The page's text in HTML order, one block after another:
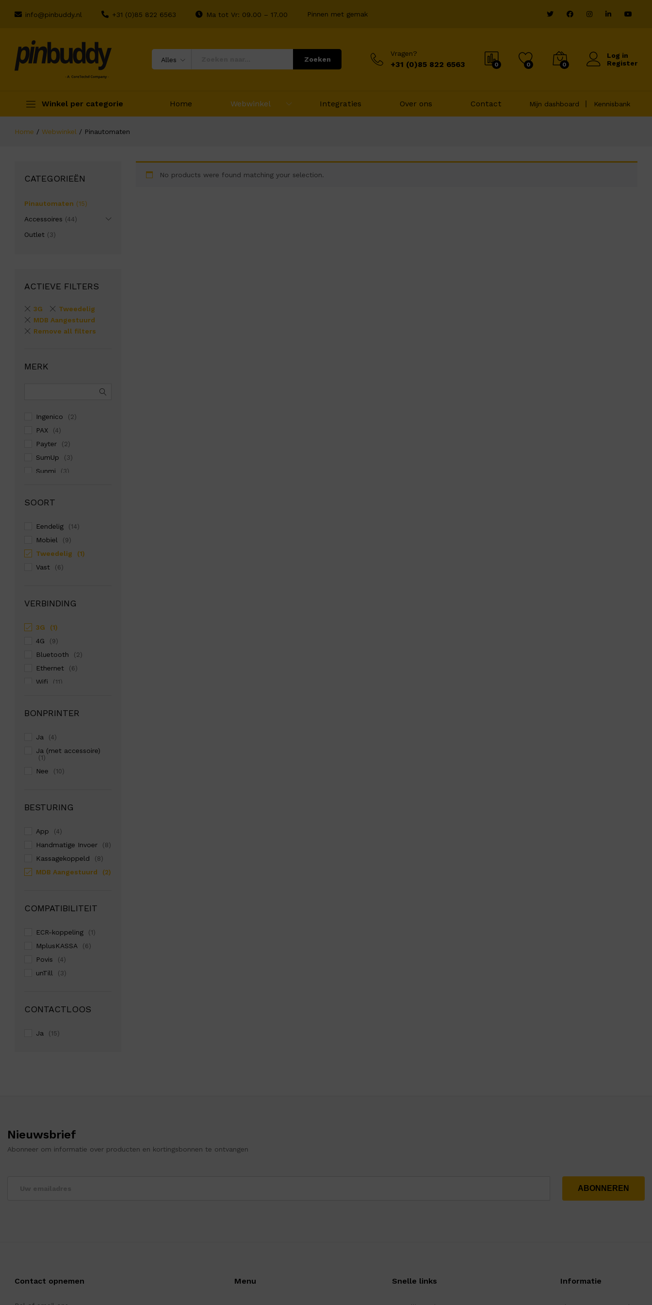
info@pinbuddy.nl +31 (0)85 822 6563 Ma tot Vr: 09.00 – 17.00 Pinnen met gemak
Alles Zoeken
Vragen?
+31 (0)85 822 6563 0 0 0
Log in
Register
Winkel per categorie Home Webwinkel Integraties Over ons Contact Mijn dashboard Kennisbank
Home / Webwinkel / Pinautomaten
No products were found matching your selection.
CATEGORIEËN
Pinautomaten (15)
Accessoires (44)
Outlet (3)
ACTIEVE FILTERS
3G
Tweedelig
MDB Aangestuurd
Remove all filters
MERK
Ingenico (2)
PAX (4)
Payter (2)
SumUp (3)
Sunmi (3)
SOORT
Eendelig (14)
Mobiel (9)
Tweedelig (1)
Vast (6)
VERBINDING
3G (1)
4G (9)
Bluetooth (2)
Ethernet (6)
Wifi (11)
BONPRINTER
Ja (4)
Ja (met accessoire)
(1)
Nee (10)
BESTURING
App (4)
Handmatige Invoer (8)
Kassagekoppeld (8)
MDB Aangestuurd (2)
COMPATIBILITEIT
ECR-koppeling (1)
MplusKASSA (6)
Povis (4)
unTill (3)
CONTACTLOOS
Ja (15)
Nieuwsbrief
Abonneer om informatie over producten en kortingsbonnen te ontvangen
Contact opnemen Menu Snelle links Informatie